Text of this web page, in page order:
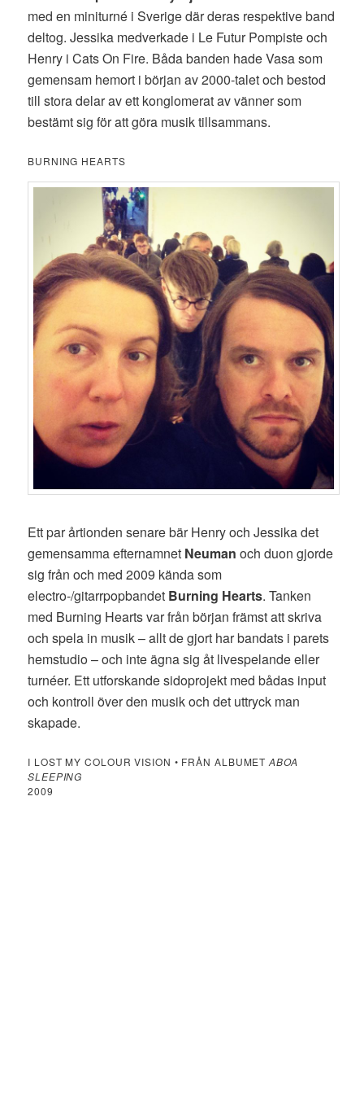
med en miniturné i Sverige där deras respektive band
deltog. Jessika medverkade i Le Futur Pompiste och
Henry i Cats On Fire. Båda banden hade Vasa som
gemensam hemort i början av 2000-talet och bestod
till stora delar av ett konglomerat av vänner som
bestämt sig för att göra musik tillsammans.
BURNING HEARTS
Ett par årtionden senare bär Henry och Jessika det
gemensamma efternamnet Neuman och duon gjorde
sig från och med 2009 kända som
electro-/gitarrpopbandet Burning Hearts. Tanken
med Burning Hearts var från början främst att skriva
och spela in musik – allt de gjort har bandats i parets
hemstudio – och inte ägna sig åt livespelande eller
turnéer. Ett utforskande sidoprojekt med bådas input
och kontroll över den musik och det uttryck man
skapade.
I LOST MY COLOUR VISION • FRÅN ALBUMETABOA
SLEEPING
2009